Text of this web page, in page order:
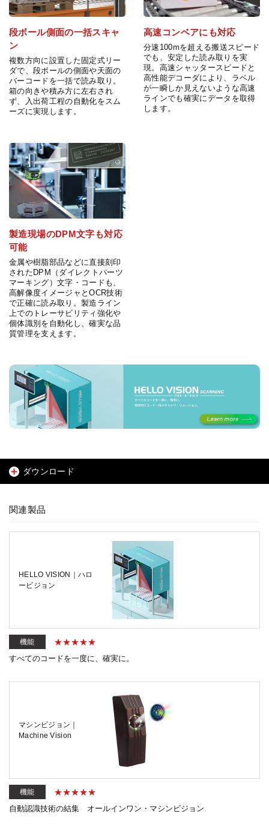
段ボール側面の一括スキャ
ン
複数方向に設置した固定式リー
ダで、段ボールの側面や天面の
バーコードを一括で読み取り。
箱の向きや積み方に左右され
ず、入出荷工程の自動化をスム
ーズに実現します。
高速コンベアにも対応
分速100mを超える搬送スピード
でも、安定した読み取りを実
現。高速シャッタースピードと
高性能デコーダにより、ラベル
が一瞬しか見えないような高速
ラインでも確実にデータを取得
します。
製造現場のDPM文字も対応
可能
金属や樹脂部品などに直接刻印
されたDPM（ダイレクトパーツ
マーキング）文字・コードも、
高解像度イメージャとOCR技術
で正確に読み取り。製造ライン
上でのトレーサビリティ強化や
個体識別を自動化し、確実な品
質管理を支えます。
ダウンロード
関連製品
HELLO VISION｜ハロ
ービジョン
機能
すべてのコードを一度に、確実に。
マシンビジョン｜
Machine Vision
機能
自動認識技術の結集 オールインワン・マシンビジョン